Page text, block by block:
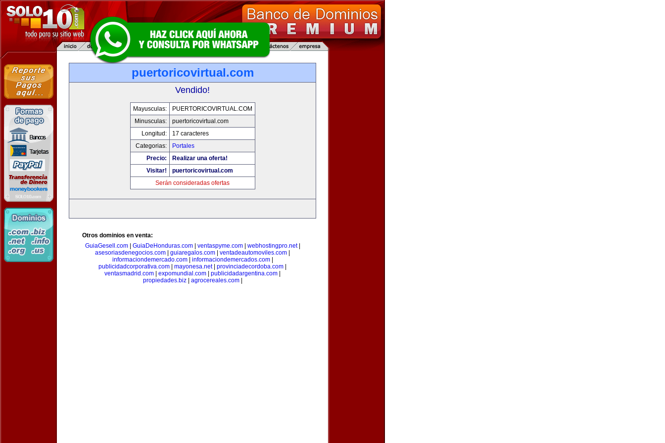
puertoricovirtual.com
Vendido!
Mayusculas:
PUERTORICOVIRTUAL.COM
Minusculas:
puertoricovirtual.com
Longitud:
17 caracteres
Categorias:
Portales
Precio:
Realizar una oferta!
Visitar!
puertoricovirtual.com
Serán consideradas ofertas
Otros dominios en venta:
GuiaGesell.com| GuiaDeHonduras.com| ventaspyme.com| webhostingpro.net|
asesoriasdenegocios.com
guiaregalos.com ventadeautomoviles.com
informaciondemercado.com| informaciondemercados.com|
publicidadcorporativa.com
mayonesa.net| provinciadecordoba.com
ventasmadrid.com
expomundial.com publicidadargentina.com
propiedades.biz| agrocereales.com|